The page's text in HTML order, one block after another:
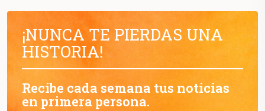
¡NUNCA TE PIERDAS UNA
HISTORIA!
Recibe cada semana tus noticias
en primera persona.